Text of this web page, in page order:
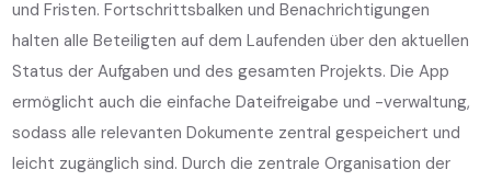
und Fristen. Fortschrittsbalken und Benachrichtigungen
halten alle Beteiligten auf dem Laufenden über den aktuellen
Status der Aufgaben und des gesamten Projekts. Die App
ermöglicht auch die einfache Dateifreigabe und -verwaltung,
sodass alle relevanten Dokumente zentral gespeichert und
leicht zugänglich sind. Durch die zentrale Organisation der